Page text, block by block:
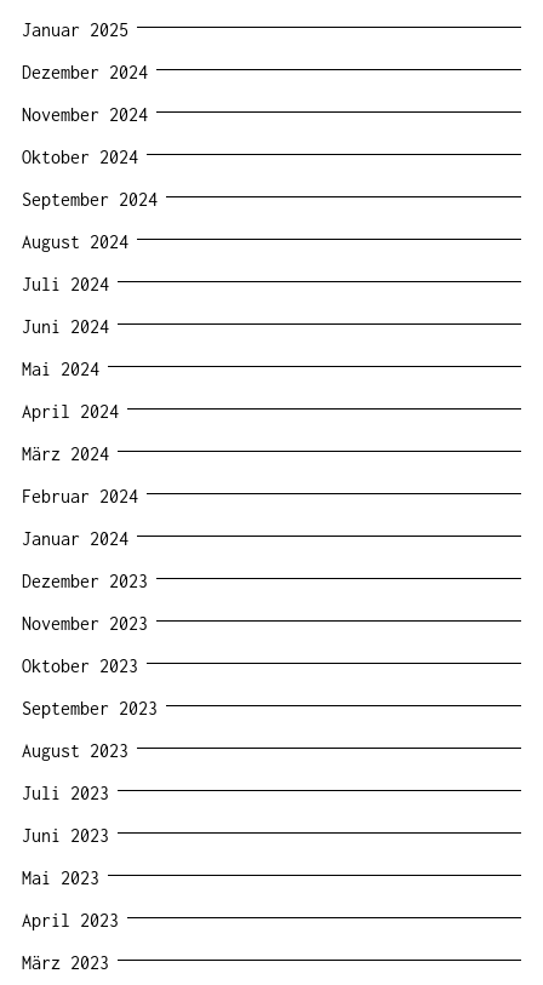
Januar 2025
Dezember 2024
November 2024
Oktober 2024
September 2024
August 2024
Juli 2024
Juni 2024
Mai 2024
April 2024
März 2024
Februar 2024
Januar 2024
Dezember 2023
November 2023
Oktober 2023
September 2023
August 2023
Juli 2023
Juni 2023
Mai 2023
April 2023
März 2023